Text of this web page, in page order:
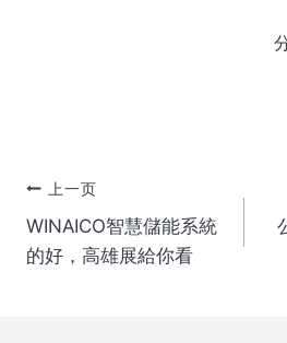
文
章
上一页
WINAICO智慧儲能系統
的好，高雄展給你看